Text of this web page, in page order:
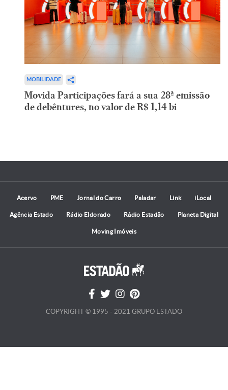
MOBILIDADE
Movida Participações fará a sua 28ª emissão
de debêntures, no valor de R$ 1,14 bi
Acervo PME Jornal do Carro Paladar Link iLocal
Agência Estado Rádio Eldorado Rádio Estadão Planeta Digital
Moving Imóveis
COPYRIGHT © 1995 - 2021 GRUPO ESTADO